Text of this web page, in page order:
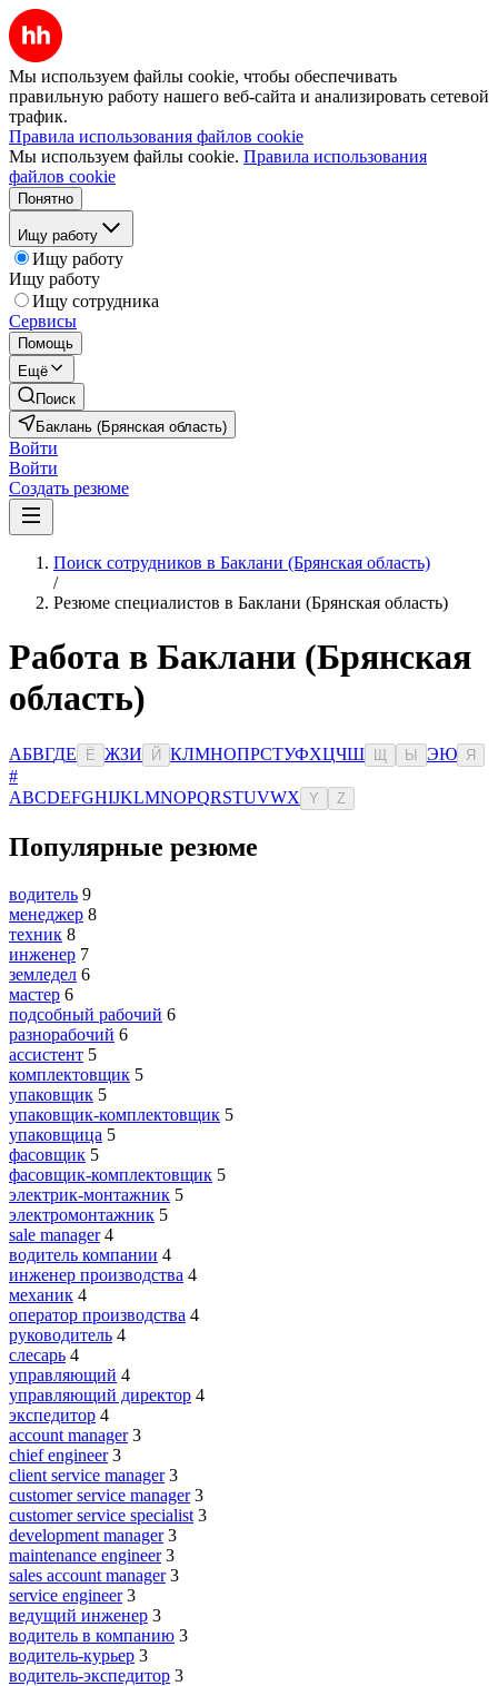
Мы используем файлы cookie, чтобы обеспечивать
правильную работу нашего веб-сайта и анализировать сетевой
трафик.
Правила использования файлов cookie
Мы используем файлы cookie. Правила использования
файлов cookie
Понятно
Ищу работу
Ищу работу
Ищу работу
Ищу сотрудника
Сервисы
Помощь
Ещё
Поиск
Баклань (Брянская область)
Войти
Войти
Создать резюме
Поиск сотрудников в Баклани (Брянская область)
/
Резюме специалистов в Баклани (Брянская область)
Работа в Баклани (Брянская
область)
АБВГДЕ Ё ЖЗИ Й КЛМНОПРСТУФХЦЧШ Ы ЭЮ Я
#
ABCDEFGHIJKLMNOPQRSTUVWX Y Z
Популярные резюме
водитель 9
менеджер 8
техник 8
инженер 7
земледел 6
мастер 6
подсобный рабочий 6
разнорабочий 6
ассистент 5
комплектовщик 5
упаковщик 5
упаковщик-комплектовщик 5
упаковщица 5
фасовщик 5
фасовщик-комплектовщик 5
электрик-монтажник 5
электромонтажник 5
sale manager 4
водитель компании 4
инженер производства 4
механик 4
оператор производства 4
руководитель 4
слесарь 4
управляющий 4
управляющий директор 4
экспедитор 4
account manager 3
chief engineer 3
client service manager 3
customer service manager 3
customer service specialist 3
development manager 3
maintenance engineer 3
sales account manager 3
service engineer 3
ведущий инженер 3
водитель в компанию 3
водитель-курьер 3
водитель-экспедитор 3